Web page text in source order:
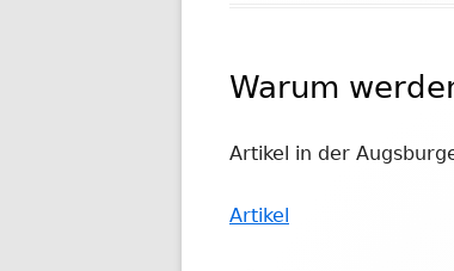
Warum
Artikel in der
Artikel